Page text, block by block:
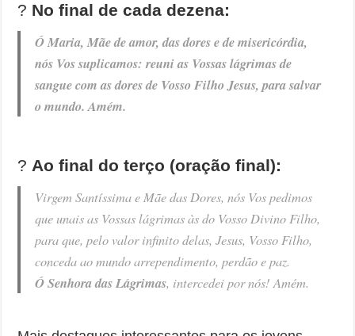
? No final de cada dezena:
Ó Maria, Mãe de amor, das dores e de misericórdia,
nós Vos suplicamos: reuni as Vossas lágrimas de
sangue com as dores de Vosso Filho Jesus, para salvar
o mundo. Amém.
? Ao final do terço (oração final):
Virgem Santíssima e Mãe das Dores, nós Vos pedimos
que unais as Vossas lágrimas às do Vosso Divino Filho,
para que, pelo valor infinito delas, Jesus, Vosso Filho,
conceda ao mundo arrependimento, perdão e paz.
Ó Senhora das Lágrimas, intercedei por nós! Amém.